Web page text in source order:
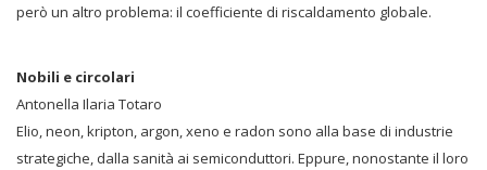
però un altro problema: il coefficiente di riscaldamento globale.
Nobili e circolari
Antonella Ilaria Totaro
Elio, neon, kripton, argon, xeno e radon sono alla base di industrie
strategiche, dalla sanità ai semiconduttori. Eppure, nonostante il loro